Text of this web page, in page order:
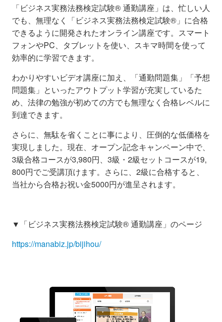
「ビジネス実務法務検定試験® 通勤講座」は、忙しい人
でも、無理なく「ビジネス実務法務検定試験®」 に合格
できるように開発されたオンライン講座です。スマート
フォンやPC、タブレットを使い、スキマ時間を使って
効率的に学習できます。
わかりやすいビデオ講座に加え、「通勤問題集」「予想
問題集」といったアウトプット学習が充実しているた
め、法律の勉強が初めての方でも無理なく合格レベルに
到達できます。
さらに、無駄を省くことに事により、圧倒的な低価格を
実現しました。 現在、オープン記念キャンペーン中で、
3級合格コースが3,980円、3級・2級セットコースが19,
800円でご受講頂けます。さらに、2級に合格すると、
当社から合格お祝い金5000円が進呈されます。
▼「ビジネス実務法務検定試験® 通勤講座」のページ
https://manabiz.jp/bijihou/